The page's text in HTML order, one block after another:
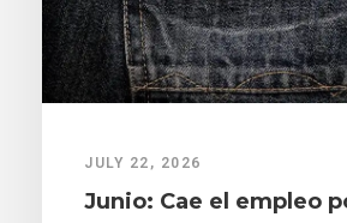
JULY 22, 2026
Junio: Cae el empleo